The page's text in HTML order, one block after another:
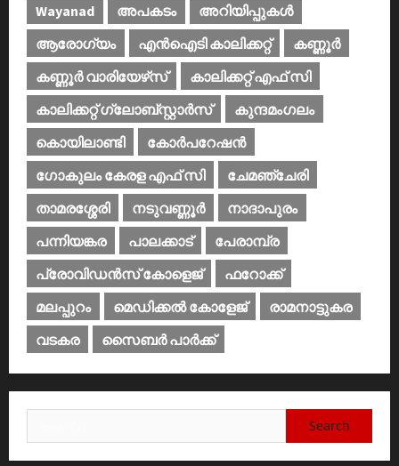
Wayanad
അപകടം
അറിയിപ്പുകള്‍
ആരോഗ്യം
എൻഐടി കാലിക്കറ്റ്
കണ്ണൂര്‍
കണ്ണൂര്‍ വാരിയേഴ്‌സ്
കാലിക്കറ്റ് എഫ് സി
കാലിക്കറ്റ് ഗ്ലോബ്സ്റ്റാർസ്
കുന്ദമംഗലം
കൊയിലാണ്ടി
കോര്‍പറേഷന്‍
ഗോകുലം കേരള എഫ് സി
ചേമഞ്ചേരി
താമരശ്ശേരി
നടുവണ്ണൂര്‍
നാദാപുരം
പന്നിയങ്കര
പാലക്കാട്‌
പേരാമ്പ്ര
പ്രോവിഡന്‍സ് കോളെജ്‌
ഫറോക്ക്
മലപ്പുറം
മെഡിക്കൽ കോളേജ്‌
രാമനാട്ടുകര
വടകര
സൈബര്‍ പാര്‍ക്ക്‌
for: